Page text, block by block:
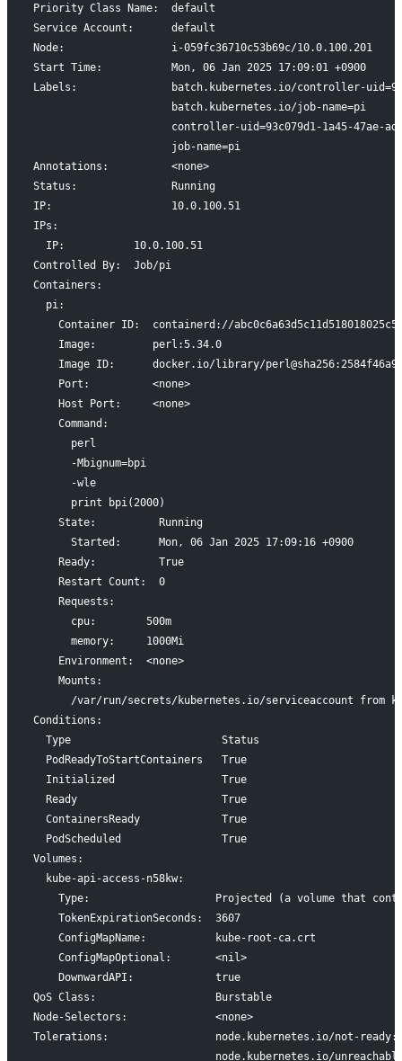
Priority Class Name:  default
Service Account:      default
Node:                 i-059fc36710c53b69c/10.0.100.201
Start Time:           Mon, 06 Jan 2025 17:09:01 +0900
Labels:               batch.kubernetes.io/controller-
                      batch.kubernetes.io/job-name=pi
controller-uid=93c079d1-1a45-47ae-
                      job-name=pi
Annotations:          <none>
Status:               Running
IP:                   10.0.100.51
IPs:
  IP:           10.0.100.51
Controlled By:  Job/pi
Containers:
  pi:
Container ID:  containerd://
    Image:         perl:5.34.0
Image ID:      docker.io/library/
    Port:          <none>
    Host Port:     <none>
    Command:
      perl
      -Mbignum=bpi
      -wle
      print bpi(2000)
    State:          Running
      Started:      Mon, 06 Jan 2025 17:09:16 +0900
    Ready:          True
    Restart Count:  0
    Requests:
      cpu:        500m
      memory:     1000Mi
    Environment:  <none>
    Mounts:
/var/run/secrets/kubernetes.io/serviceaccount from
Conditions:
  Type                        Status
  PodReadyToStartContainers   True
  Initialized                 True
  Ready                       True
  ContainersReady             True
  PodScheduled                True
Volumes:
  kube-api-access-n58kw:
Type:                    Projected (a volume that
    TokenExpirationSeconds:  3607
    ConfigMapName:           kube-root-ca.crt
    ConfigMapOptional:       <nil>
    DownwardAPI:             true
QoS Class:                   Burstable
Node-Selectors:              <none>
Tolerations:                 node.kubernetes.io/not-
node.kubernetes.io/